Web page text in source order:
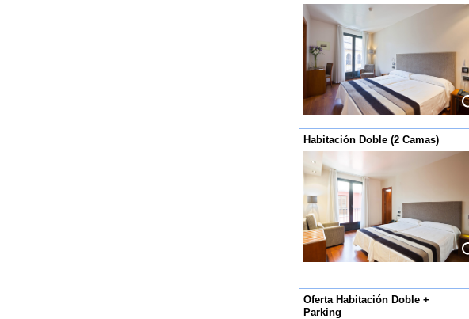
Habitación Doble (2 Camas)
Oferta Habitación Doble +
Parking